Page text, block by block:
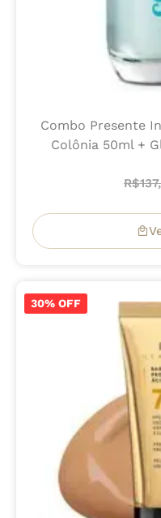
Combo Presente
Colônia 50ml +
R$
30% OFF